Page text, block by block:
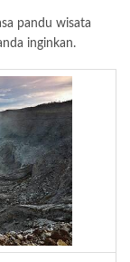
pandu wisata
inginkan.